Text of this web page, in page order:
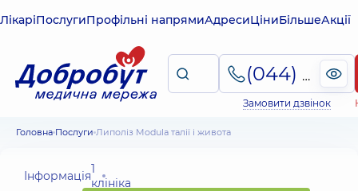
ЛікаріПослугиПрофільні напрямиАдресиЦіниБільшеАкції
(044) 495-2-888
Замовити дзвінок
Головна Послуги Липоліз Modula талії і живота
Інформація1
клініка